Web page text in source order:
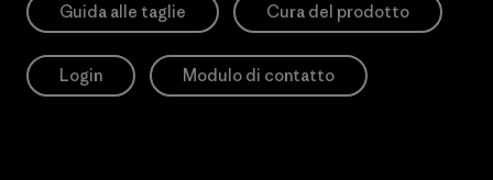
Guida alle taglie Cura del prodotto
Login Modulo di contatto